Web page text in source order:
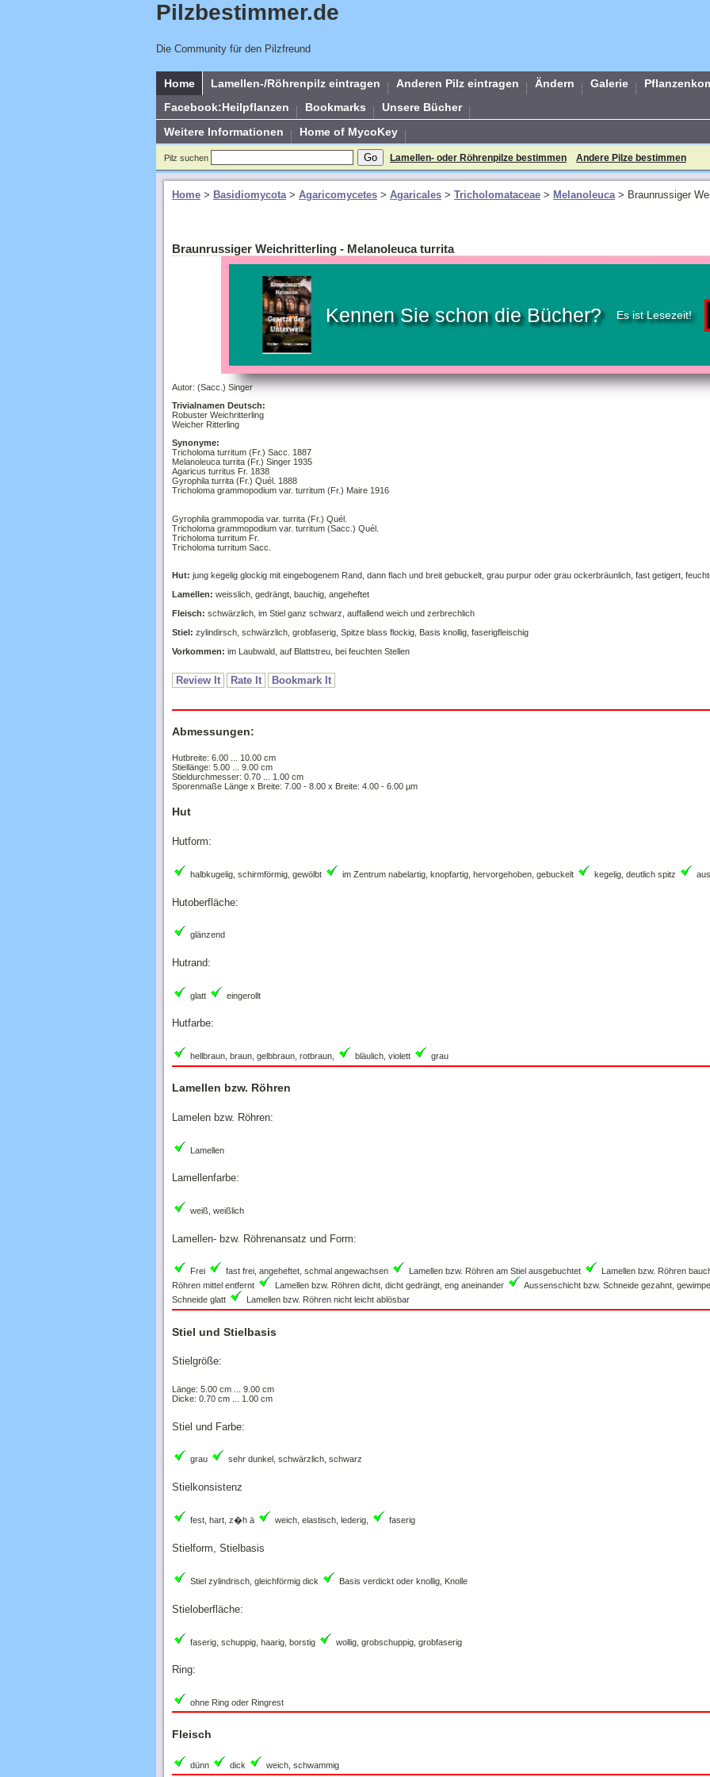
Pilzbestimmer.de
Die Community für den Pilzfreund
Home Lamellen-/Röhrenpilz eintragen Anderen Pilz eintragen Ändern Galerie
Facebook:Heilpflanzen
Bookmarks
Unsere Bücher
Weitere Informationen
Home of MycoKey
Pilz suchen Lamellen- oder Röhrenpilze bestimmen Andere Pilze bestimmen
Home > Basidiomycota> Agaricomycetes > Agaricales > Tricholomataceae > Melanoleuca> Braunrussiger
Braunrussiger Weichritterling - Melanoleuca turrita
Kennen Sie schon die Bücher? Es ist Lesezeit!
Autor: (Sacc.) Singer
Trivialnamen Deutsch:
Robuster Weichritterling
Weicher Ritterling
Synonyme:
Tricholoma turritum (Fr.) Sacc. 1887
Melanoleuca turrita (Fr.) Singer 1935
Agaricus turritus Fr. 1838
Gyrophila turrita (Fr.) Quél. 1888
Tricholoma grammopodium var. turritum (Fr.) Maire 1916
Gyrophila grammopodia var. turrita (Fr.) Quél.
Tricholoma grammopodium var. turritum (Sacc.) Quél.
Tricholoma turritum Fr.
Tricholoma turritum Sacc.
Hut: jung kegelig glockig mit eingebogenem Rand, dann flach und breit gebuckelt, grau purpur oder grau ockerbräunlich, fast getigert,
Lamellen: weisslich, gedrängt, bauchig, angeheftet
Fleisch: schwärzlich, im Stiel ganz schwarz, auffallend weich und zerbrechlich
Stiel: zylindirsch, schwärzlich, grobfaserig, Spitze blass flockig, Basis knollig, faserigfleischig
Vorkommen: im Laubwald, auf Blattstreu, bei feuchten Stellen
Review It Rate It Bookmark It
Abmessungen:
Hutbreite: 6.00 ... 10.00 cm
Stiellänge: 5.00 ... 9.00 cm
Stieldurchmesser: 0.70 ... 1.00 cm
Sporenmaße Länge x Breite: 7.00 - 8.00 x Breite: 4.00 - 6.00 µm
Hut
Hutform:
halbkugelig, schirmförmig, gewölbt im Zentrum nabelartig, knopfartig, hervorgehoben, gebuckelt kegelig, deutlich spitz
Hutoberfläche:
glänzend
Hutrand:
glatt eingerollt
Hutfarbe:
hellbraun, braun, gelbbraun, rotbraun, bläulich, violett grau
Lamellen bzw. Röhren
Lamelen bzw. Röhren:
Lamellen
Lamellenfarbe:
weiß, weißlich
Lamellen- bzw. Röhrenansatz und Form:
Frei fast frei, angeheftet, schmal angewachsen Lamellen bzw. Röhren am Stiel ausgebuchtet Lamellen bzw. Röhren
Röhren mittel entfernt
Lamellen bzw. Röhren dicht, dicht gedrängt, eng aneinander Aussenschicht bzw. Schneide gezahnt,
Schneide glatt
Lamellen bzw. Röhren nicht leicht ablösbar
Stiel und Stielbasis
Stielgröße:
Länge: 5.00 cm ... 9.00 cm
Dicke: 0.70 cm ... 1.00 cm
Stiel und Farbe:
grau sehr dunkel, schwärzlich, schwarz
Stielkonsistenz
fest, hart, z�h ä weich, elastisch, lederig, faserig
Stielform, Stielbasis
Stiel zylindrisch, gleichförmig dick Basis verdickt oder knollig, Knolle
Stieloberfläche:
faserig, schuppig, haarig, borstig wollig, grobschuppig, grobfaserig
Ring:
ohne Ring oder Ringrest
Fleisch
dünn dick weich, schwammig